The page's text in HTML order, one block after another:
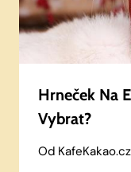
Hrneček Na
Vybrat?
Od KafeKakao.cz